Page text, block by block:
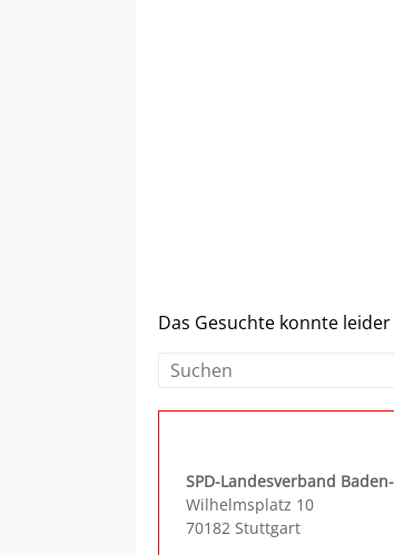
Das Gesuchte konnte
SPD-Landesverband
Wilhelmsplatz 10
70182 Stuttgart